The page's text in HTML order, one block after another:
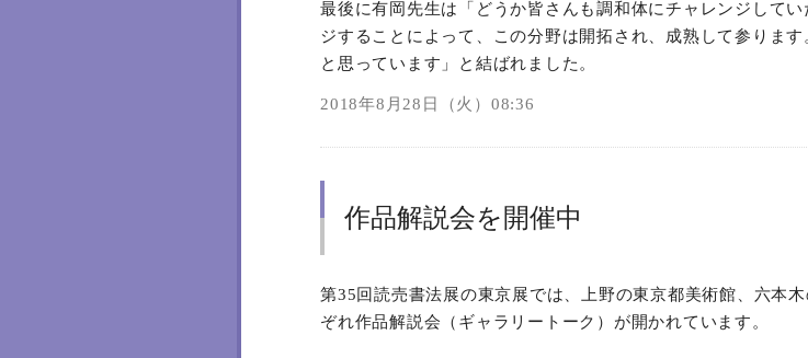
最後に有岡先生は「どうか皆さんも調和体にチャレンジして
ジすることによって、この分野は開拓され、成熟して参りま
と思っています」と結ばれました。
2018年8月28日（火）08:36
作品解説会を開催中
第35回読売書法展の東京展では、上野の東京都美術館、六本
ぞれ作品解説会（ギャラリートーク）が開かれています。